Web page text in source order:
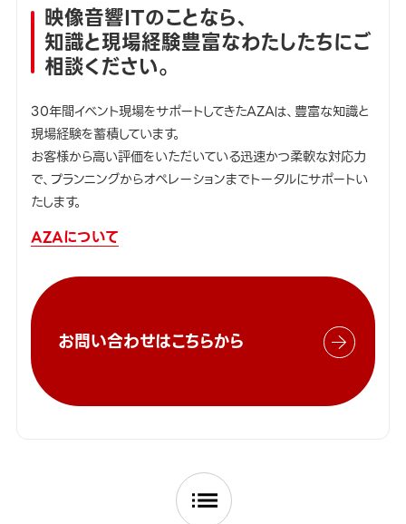
映像音響ITのことなら、
知識と現場経験豊富なわたしたちにご
相談ください。
30年間イベント現場をサポートしてきたAZAは、豊富な知識と
現場経験を蓄積しています。
お客様から高い評価をいただいている迅速かつ柔軟な対応力
で、プランニングからオペレーションまでトータルにサポートい
たします。
AZAについて
お問い合わせはこちらから